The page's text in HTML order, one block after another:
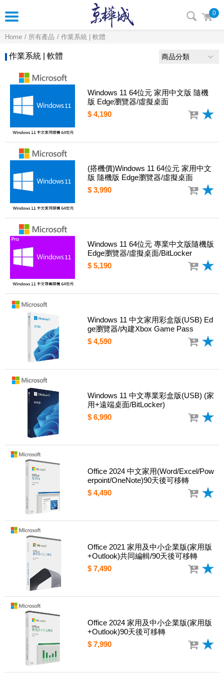
0
Home 所有產品 作業系統 | 軟體
作業系統 | 軟體 商品分類
Windows 11 64位元 家用中文版 隨機
版 Edge瀏覽器/虛擬桌面
$ 4,190
(搭機價)Windows 11 64位元 家用中文
版 隨機版 Edge瀏覽器/虛擬桌面
$ 3,990
Windows 11 64位元 專業中文版隨機版
Edge瀏覽器/虛擬桌面/BitLocker
$ 5,190
Windows 11 中文家用彩盒版(USB) Ed
ge瀏覽器/內建Xbox Game Pass
$ 4,590
Windows 11 中文專業彩盒版(USB) (家
用+遠端桌面/BitLocker)
$ 6,990
Office 2024 中文家用(Word/Excel/Pow
erpoint/OneNote)90天後可移轉
$ 4,490
Office 2021 家用及中小企業版(家用版
+Outlook)共同編輯/90天後可移轉
$ 7,490
Office 2024 家用及中小企業版(家用版
+Outlook)90天後可移轉
$ 7,990